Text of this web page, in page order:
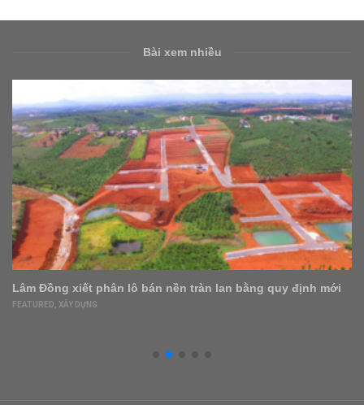
Bài xem nhiều
10 loại hoa đẹp chưng Tết ý nghĩa, hút tài lộc
FEATURED NHÀ ĐẸP,